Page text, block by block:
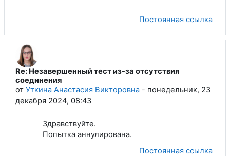
Постоянная ссылка
В ответ на Ганиев Руслан Азатович
Re: Незавершенный тест из-за отсутствия
соединения
от Уткина Анастасия Викторовна- понедельник, 23
декабря 2024, 08:43
Здравствуйте.
Попытка аннулирована.
Постоянная ссылка